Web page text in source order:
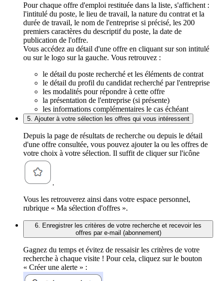
Pour chaque offre d'emploi restituée dans la liste, s'affichent :
l'intitulé du poste, le lieu de travail, la nature du contrat et la
durée de travail, le nom de l'entreprise si précisé, les 200
premiers caractères du descriptif du poste, la date de
publication de l'offre.
Vous accédez au détail d'une offre en cliquant sur son intitulé
ou sur le logo sur la gauche. Vous retrouvez :
le détail du poste recherché et les éléments de contrat
le détail du profil du candidat recherché par l'entreprise
les modalités pour répondre à cette offre
la présentation de l'entreprise (si présente)
les informations complémentaires le cas échéant
5. Ajouter à votre sélection les offres qui vous intéressent
Depuis la page de résultats de recherche ou depuis le détail
d'une offre consultée, vous pouvez ajouter la ou les offres de
votre choix à votre sélection. Il suffit de cliquer sur l'icône
.
Vous les retrouverez ainsi dans votre espace personnel,
rubrique « Ma sélection d'offres ».
6. Enregistrer les critères de votre recherche et recevoir les
offres par e-mail (abonnement)
Gagnez du temps et évitez de ressaisir les critères de votre
recherche à chaque visite ! Pour cela, cliquez sur le bouton
« Créer une alerte » :